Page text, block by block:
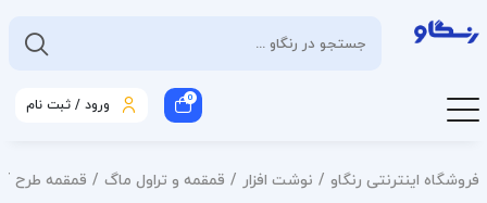
0 ورود / ثبت نام
فروشگاه اینترنتی رنگاو نوشت افزار قمقمه و تراول ماگ قمقمه طرح SPORT گنجایش 0.750 لیتر کد 8682